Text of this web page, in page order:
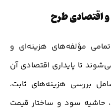
و اقتصادی طرح
تمامی مؤلفه‌های هزینه‌ای و
تا پایداری اقتصادی آن
بررسی هزینه‌های ثابت،
حاشیه سود و ساختار قیمت